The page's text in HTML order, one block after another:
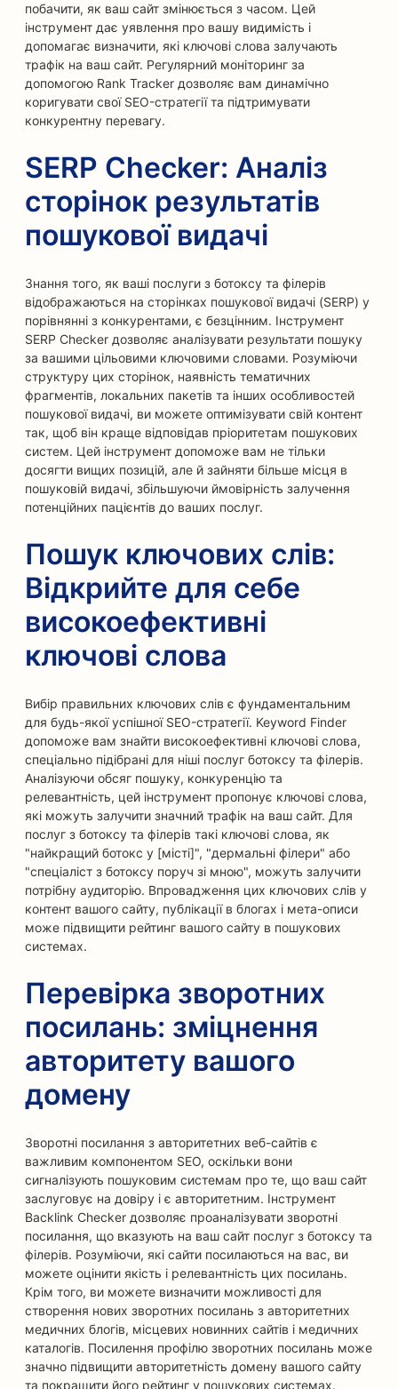
побачити, як ваш сайт змінюється з часом. Цей
інструмент дає уявлення про вашу видимість і
допомагає визначити, які ключові слова залучають
трафік на ваш сайт. Регулярний моніторинг за
допомогою Rank Tracker дозволяє вам динамічно
коригувати свої SEO-стратегії та підтримувати
конкурентну перевагу.
SERP Checker: Аналіз
сторінок результатів
пошукової видачі
Знання того, як ваші послуги з ботоксу та філерів
відображаються на сторінках пошукової видачі (SERP) у
порівнянні з конкурентами, є безцінним. Інструмент
SERP Checker дозволяє аналізувати результати пошуку
за вашими цільовими ключовими словами. Розуміючи
структуру цих сторінок, наявність тематичних
фрагментів, локальних пакетів та інших особливостей
пошукової видачі, ви можете оптимізувати свій контент
так, щоб він краще відповідав пріоритетам пошукових
систем. Цей інструмент допоможе вам не тільки
досягти вищих позицій, але й зайняти більше місця в
пошуковій видачі, збільшуючи ймовірність залучення
потенційних пацієнтів до ваших послуг.
Пошук ключових слів:
Відкрийте для себе
високоефективні
ключові слова
Вибір правильних ключових слів є фундаментальним
для будь-якої успішної SEO-стратегії. Keyword Finder
допоможе вам знайти високоефективні ключові слова,
спеціально підібрані для ніші послуг ботоксу та філерів.
Аналізуючи обсяг пошуку, конкуренцію та
релевантність, цей інструмент пропонує ключові слова,
які можуть залучити значний трафік на ваш сайт. Для
послуг з ботоксу та філерів такі ключові слова, як
"найкращий ботокс у [місті]", "дермальні філери" або
"спеціаліст з ботоксу поруч зі мною", можуть залучити
потрібну аудиторію. Впровадження цих ключових слів у
контент вашого сайту, публікації в блогах і мета-описи
може підвищити рейтинг вашого сайту в пошукових
системах.
Перевірка зворотних
посилань: зміцнення
авторитету вашого
домену
Зворотні посилання з авторитетних веб-сайтів є
важливим компонентом SEO, оскільки вони
сигналізують пошуковим системам про те, що ваш сайт
заслуговує на довіру і є авторитетним. Інструмент
Backlink Checker дозволяє проаналізувати зворотні
посилання, що вказують на ваш сайт послуг з ботоксу та
філерів. Розуміючи, які сайти посилаються на вас, ви
можете оцінити якість і релевантність цих посилань.
Крім того, ви можете визначити можливості для
створення нових зворотних посилань з авторитетних
медичних блогів, місцевих новинних сайтів і медичних
каталогів. Посилення профілю зворотних посилань може
значно підвищити авторитетність домену вашого сайту
та покращити його рейтинг у пошукових системах.